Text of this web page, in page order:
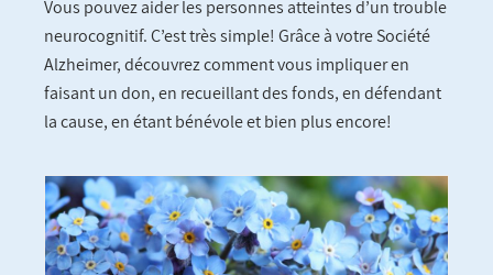
Vous pouvez aider les personnes atteintes d’un trouble
neurocognitif. C’est très simple! Grâce à votre Société
Alzheimer, découvrez comment vous impliquer en
faisant un don, en recueillant des fonds, en défendant
la cause, en étant bénévole et bien plus encore!